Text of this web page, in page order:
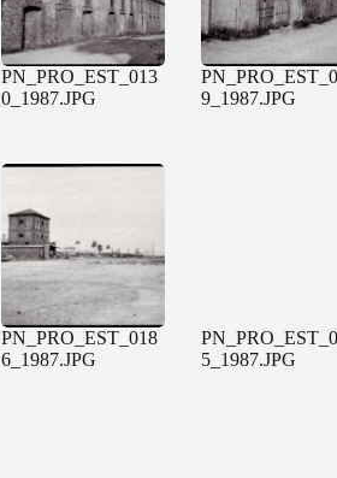
PN_PRO_EST_013
0_1987.JPG
9_1987.JPG
PN_PRO_EST_018
6_1987.JPG
5_1987.JPG